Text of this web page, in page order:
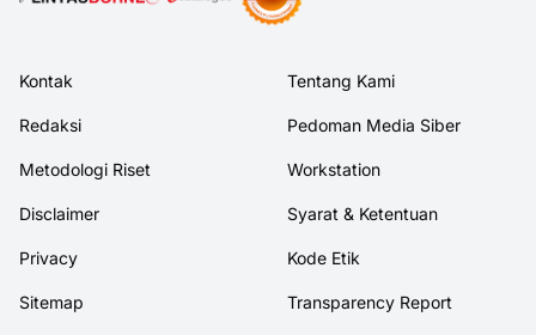
Kontak Tentang Kami
Redaksi Pedoman Media Siber
Metodologi Riset Workstation
Disclaimer Syarat & Ketentuan
Privacy Kode Etik
Sitemap Transparency Report